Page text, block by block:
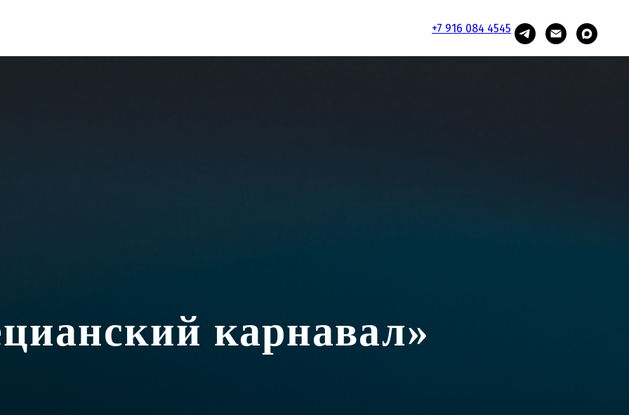
+7 916 084 4545
карнавал»